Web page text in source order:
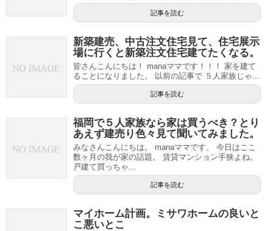
記事を読む
新築建売、中古注文住宅見て、住宅展示
場に行くと新築注文住宅建てたくなる。
皆さんこんにちは！ manaママです！！！ 家を建て
ることになりました。 以前の記事で ５人家族じゃ...
記事を読む
福岡で５人家族なら家は買うべき？とり
あえず建売り色々見て聞いてみました。
みなさんこんにちは。 manaママです。 今日はここ
数ヶ月の我が家の話題。 賃貸マンション手狭よね。
戸建て買っちゃ...
記事を読む
マイホーム計画。ミサワホームの良いと
こ悪いとこ